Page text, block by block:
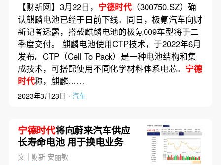
【财新网】3月22日， 宁德时代（300750.SZ）确
认麒麟电池已经于日前下线。同日，极氪汽车向财
新记者透露，搭载麒麟电池的极氪009车型将于二
季度交付。 麒麟电池使用CTP技术，于2022年6月
发布。CTP（Cell To Pack）是一种电池结构和集
成技术，可搭配使用不同化学材料体系电芯。 宁德
时代称，麒麟……
2023年3月23日 · 汽车
宁德时代将向蔚来汽车供应
长寿命电池 用于换电业务
文｜财新 安丽敏